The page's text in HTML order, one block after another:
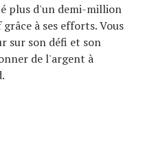
plus d'un demi-million
à ses efforts. Vous
sur son défi et son
de l'argent à